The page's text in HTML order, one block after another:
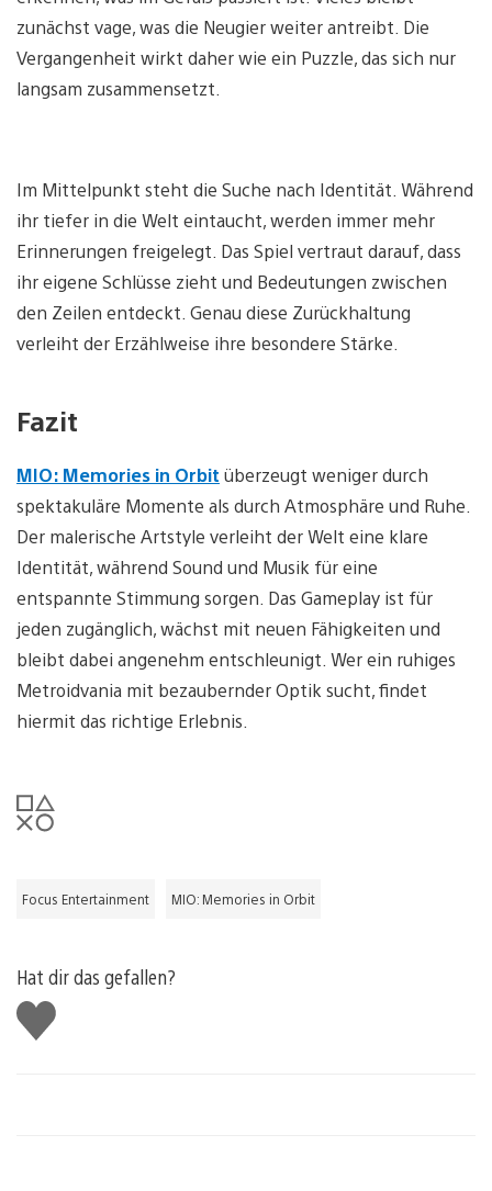
zunächst vage, was die Neugier weiter antreibt. Die
Vergangenheit wirkt daher wie ein Puzzle, das sich nur
langsam zusammensetzt.
Im Mittelpunkt steht die Suche nach Identität. Während
ihr tiefer in die Welt eintaucht, werden immer mehr
Erinnerungen freigelegt. Das Spiel vertraut darauf, dass
ihr eigene Schlüsse zieht und Bedeutungen zwischen
den Zeilen entdeckt. Genau diese Zurückhaltung
verleiht der Erzählweise ihre besondere Stärke.
Fazit
MIO: Memories in Orbit überzeugt weniger durch
spektakuläre Momente als durch Atmosphäre und Ruhe.
Der malerische Artstyle verleiht der Welt eine klare
Identität, während Sound und Musik für eine
entspannte Stimmung sorgen. Das Gameplay ist für
jeden zugänglich, wächst mit neuen Fähigkeiten und
bleibt dabei angenehm entschleunigt. Wer ein ruhiges
Metroidvania mit bezaubernder Optik sucht, findet
hiermit das richtige Erlebnis.
Focus Entertainment MIO: Memories in Orbit
Hat dir das gefallen?
Gefällt
mir